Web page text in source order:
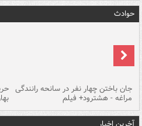
حوادث
جان باختن چهار نفر در سانحه رانندگی
مراغه - هشترود+ فیلم